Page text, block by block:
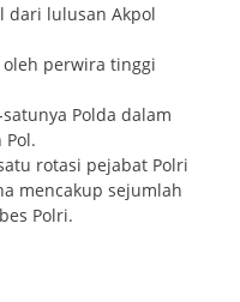
dari lulusan Akpol
perwira tinggi
Polda dalam
rotasi pejabat Polri
mencakup sejumlah
Polri.